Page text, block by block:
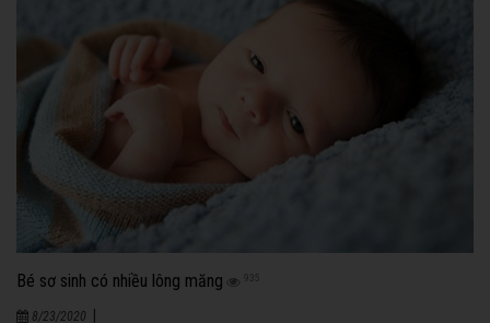
Bé sơ sinh có nhiều lông măng 935
8/23/2020 |